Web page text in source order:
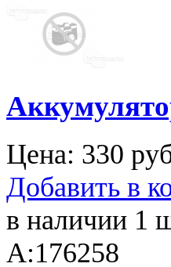
Цена: 330
Добавить в
в наличии 1
A:176258